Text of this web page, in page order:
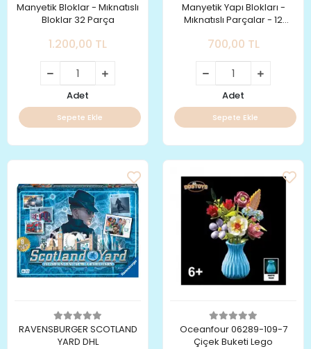
Manyetik Bloklar - Mıknatıslı
Bloklar 32 Parça
1.200,00 TL
Adet
Sepete Ekle
Manyetik Yapı Blokları -
Mıknatıslı Parçalar - 12
700,00 TL
Adet
Sepete Ekle
RAVENSBURGER SCOTLAND
YARD DHL
Oceanfour 06289-109-7
Çiçek Buketi Lego